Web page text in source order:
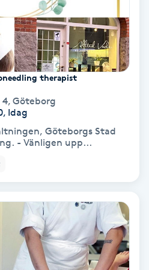
therapist
4, Göteborg
Idag
Göteborgs Stad
- Vänligen upp...